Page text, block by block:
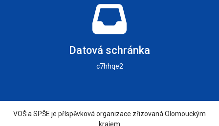
Datová schránka
c7hhqe2
VOŠ a SPŠE je příspěvková organizace zřizovaná Olomouckým
krajem